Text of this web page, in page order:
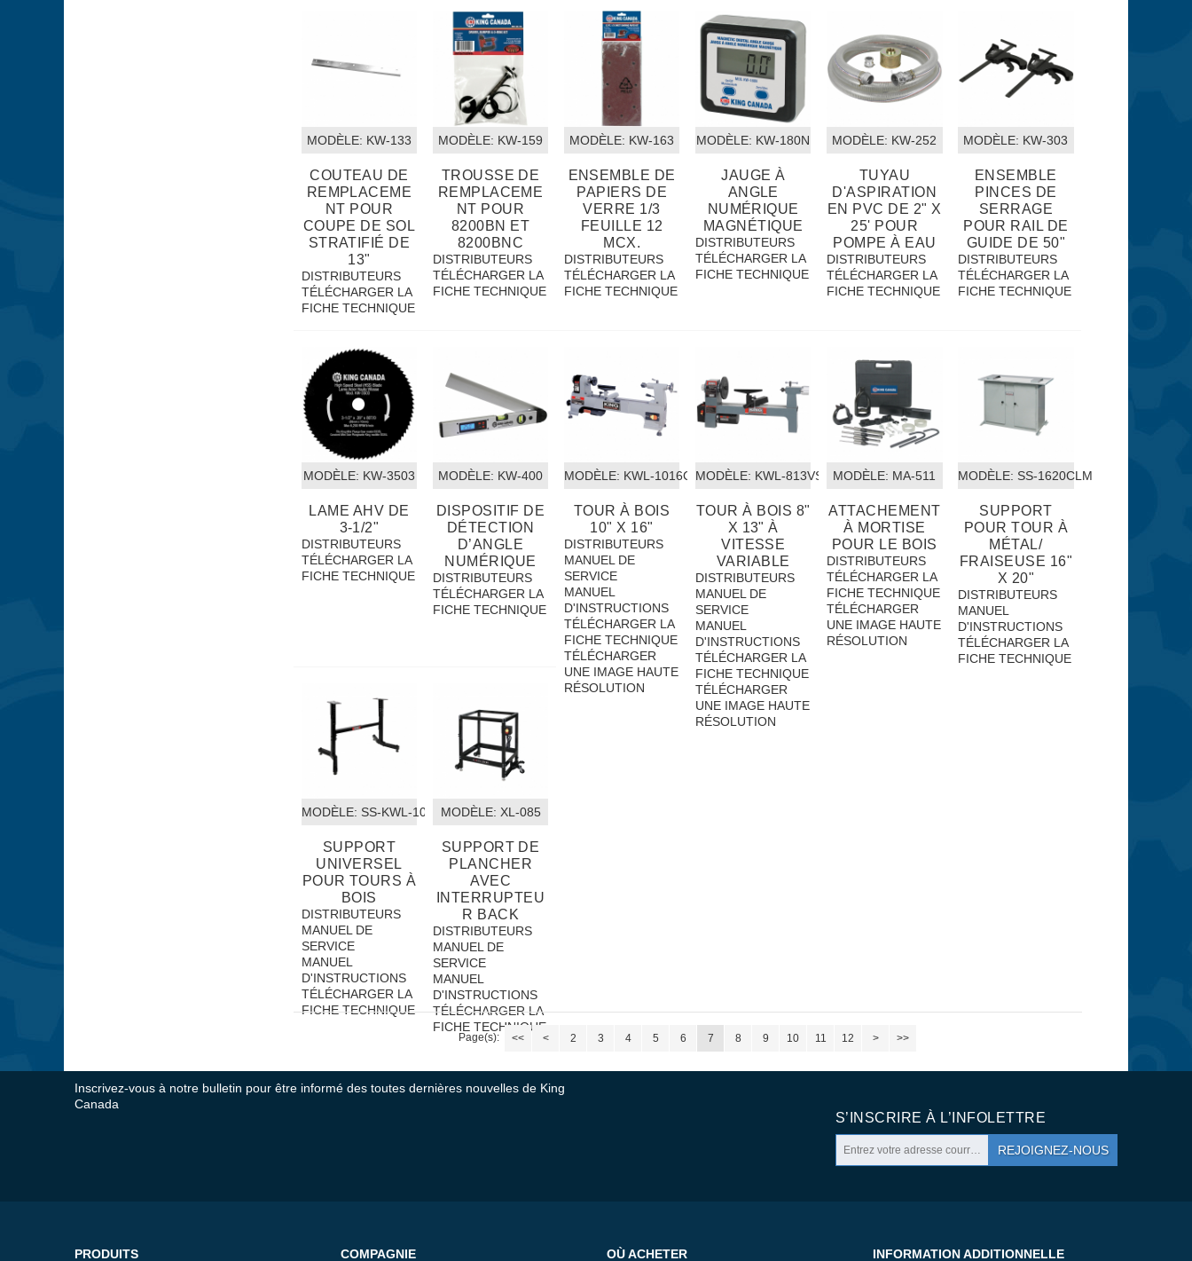
MODÈLE: KW-133
COUTEAU DE
REMPLACEME
NT POUR
COUPE DE SOL
STRATIFIÉ DE
13"
DISTRIBUTEURS
TÉLÉCHARGER LA
FICHE TECHNIQUE
MODÈLE: KW-159
TROUSSE DE
REMPLACEME
NT POUR
8200BN ET
8200BNC
DISTRIBUTEURS
TÉLÉCHARGER LA
FICHE TECHNIQUE
MODÈLE: KW-163
ENSEMBLE DE
PAPIERS DE
VERRE 1/3
FEUILLE 12
MCX.
DISTRIBUTEURS
TÉLÉCHARGER LA
FICHE TECHNIQUE
MODÈLE: KW-180N
JAUGE À
ANGLE
NUMÉRIQUE
MAGNÉTIQUE
DISTRIBUTEURS
TÉLÉCHARGER LA
FICHE TECHNIQUE
MODÈLE: KW-252
TUYAU
D'ASPIRATION
EN PVC DE 2" X
25' POUR
POMPE À EAU
DISTRIBUTEURS
TÉLÉCHARGER LA
FICHE TECHNIQUE
MODÈLE: KW-303
ENSEMBLE
PINCES DE
SERRAGE
POUR RAIL DE
GUIDE DE 50"
DISTRIBUTEURS
TÉLÉCHARGER LA
FICHE TECHNIQUE
MODÈLE: KW-3503
LAME AHV DE
3-1/2"
DISTRIBUTEURS
TÉLÉCHARGER LA
FICHE TECHNIQUE
MODÈLE: KW-400
DISPOSITIF DE
DÉTECTION
D’ANGLE
NUMÉRIQUE
DISTRIBUTEURS
TÉLÉCHARGER LA
FICHE TECHNIQUE
MODÈLE: KWL-1016C
TOUR À BOIS
10" X 16"
DISTRIBUTEURS
MANUEL DE
SERVICE
MANUEL
D'INSTRUCTIONS
TÉLÉCHARGER LA
FICHE TECHNIQUE
TÉLÉCHARGER
UNE IMAGE HAUTE
RÉSOLUTION
MODÈLE: KWL-813VS
TOUR À BOIS 8"
X 13" À
VITESSE
VARIABLE
DISTRIBUTEURS
MANUEL DE
SERVICE
MANUEL
D'INSTRUCTIONS
TÉLÉCHARGER LA
FICHE TECHNIQUE
TÉLÉCHARGER
UNE IMAGE HAUTE
RÉSOLUTION
MODÈLE: MA-511
ATTACHEMENT
À MORTISE
POUR LE BOIS
DISTRIBUTEURS
TÉLÉCHARGER LA
FICHE TECHNIQUE
TÉLÉCHARGER
UNE IMAGE HAUTE
RÉSOLUTION
MODÈLE: SS-1620CLM
SUPPORT
POUR TOUR À
MÉTAL/
FRAISEUSE 16"
X 20"
DISTRIBUTEURS
MANUEL
D'INSTRUCTIONS
TÉLÉCHARGER LA
FICHE TECHNIQUE
MODÈLE: SS-KWL-100
SUPPORT
UNIVERSEL
POUR TOURS À
BOIS
DISTRIBUTEURS
MANUEL DE
SERVICE
MANUEL
D'INSTRUCTIONS
TÉLÉCHARGER LA
FICHE TECHNIQUE
MODÈLE: XL-085
SUPPORT DE
PLANCHER
AVEC
INTERRUPTEU
R BACK
DISTRIBUTEURS
MANUEL DE
SERVICE
MANUEL
D'INSTRUCTIONS
TÉLÉCHARGER LA
FICHE TECHNIQUE
Page(s): << < 2 3 4 5 6 7 8 9 10 11 12 > >>
Inscrivez-vous à notre bulletin pour être informé des toutes dernières nouvelles de King
Canada
S’INSCRIRE À L’INFOLETTRE
REJOIGNEZ-NOUS
PRODUITS COMPAGNIE OÙ ACHETER INFORMATION ADDITIONNELLE